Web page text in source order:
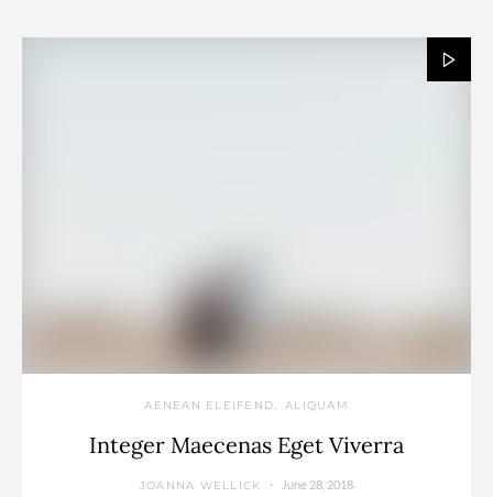
AENEAN ELEIFEND ALIQUAM
Integer Maecenas Eget Viverra
JOANNA WELLICK June 28, 2018